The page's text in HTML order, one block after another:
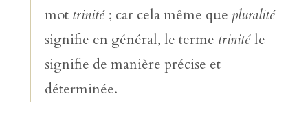
mot trinité ; car cela même que pluralité
signifie en général, le terme trinitéle
signifie de manière précise et
déterminée.